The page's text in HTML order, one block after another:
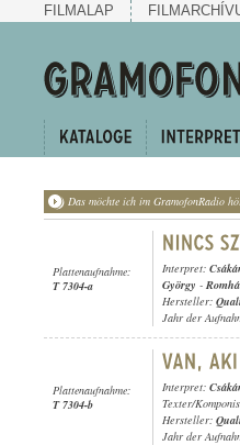
FILMALAP
Das möchte ich im GramofonRadio
Plattenaufnahme:
T 7304-a
Interpret:
György -
Hersteller:
Jahr der
Plattenaufnahme:
T 7304-b
Interpret:
Texter/
Hersteller:
Jahr der